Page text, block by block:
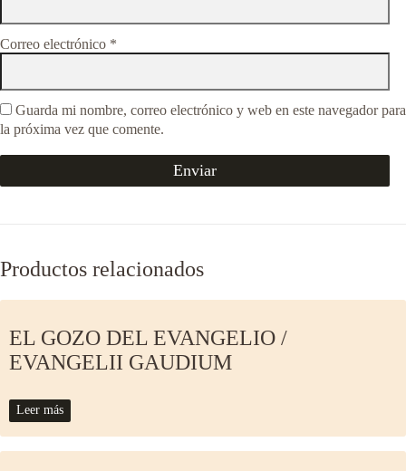
Correo electrónico *
Guarda mi nombre, correo electrónico y web en este navegador para
la próxima vez que comente.
Productos relacionados
EL GOZO DEL EVANGELIO /
EVANGELII GAUDIUM
Leer más